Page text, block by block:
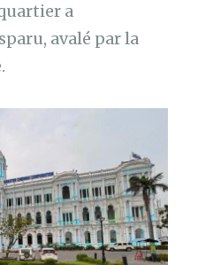
a
avalé par la